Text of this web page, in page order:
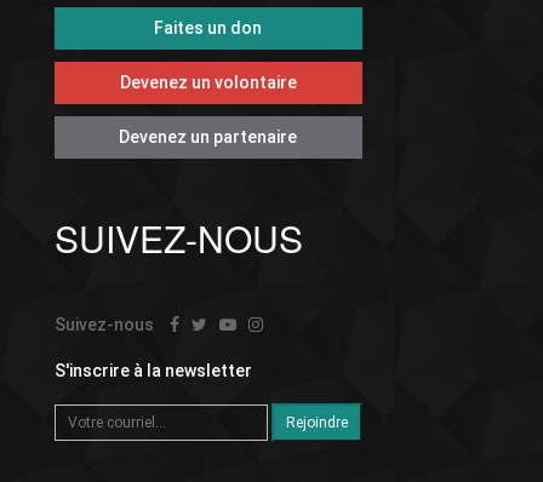
Faites un don
Devenez un volontaire
Devenez un partenaire
SUIVEZ-NOUS
Suivez-nous
S'inscrire à la newsletter